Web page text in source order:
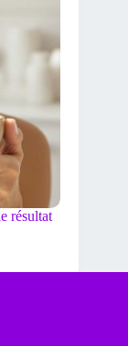
résultat